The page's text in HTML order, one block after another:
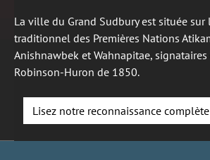
La ville du Grand Sudbury est située
traditionnel des Premières Nations
Anishnawbek et Wahnapitae, signataires
Robinson-Huron de 1850.
Lisez notre reconnaissance